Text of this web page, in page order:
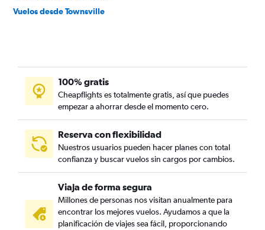
Vuelos desde Townsville
100% gratis
Cheapflights es totalmente gratis, así que puedes
empezar a ahorrar desde el momento cero.
Reserva con flexibilidad
Nuestros usuarios pueden hacer planes con total
confianza y buscar vuelos sin cargos por cambios.
Viaja de forma segura
Millones de personas nos visitan anualmente para
encontrar los mejores vuelos. Ayudamos a que la
planificación de viajes sea fácil, proporcionando